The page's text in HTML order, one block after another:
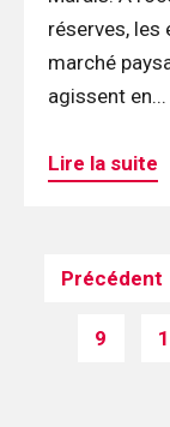
réserves, les
marché
agissent en...
Lire la suite
PostsPrécédent
9